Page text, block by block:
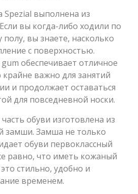
выполнена из
вы когда-либо ходили по
вы знаете, насколько
с поверхностью.
обеспечивает отличное
важно для занятий
и продолжает оставаться
для повседневной носки.
обуви изготовлена из
замши. Замша не только
обуви первоклассный
равно, что иметь кожаный
стильно, удобно и
временем.